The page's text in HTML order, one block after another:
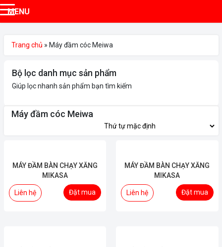
MENU
Trang chủ » Máy đầm cóc Meiwa
Bộ lọc danh mục sản phẩm
Giúp lọc nhanh sản phẩm bạn tìm kiếm
Máy đầm cóc Meiwa
MÁY ĐẦM BÀN CHẠY XĂNG
MIKASA
Liên hệ Đặt mua
MÁY ĐẦM BÀN CHẠY XĂNG
MIKASA
Liên hệ Đặt mua